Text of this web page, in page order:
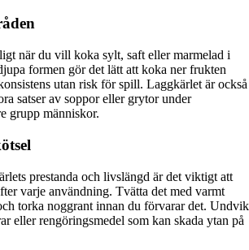
när du vill koka sylt, saft eller marmelad i
formen gör det lätt att koka ner frukten
utan risk för spill. Laggkärlet är också
satser av soppor eller grytor under
grupp människor.
prestanda och livslängd är det viktigt att
varje användning. Tvätta det med varmt
torka noggrant innan du förvarar det. Undvik
eller rengöringsmedel som kan skada ytan på